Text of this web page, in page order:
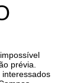
prévia.